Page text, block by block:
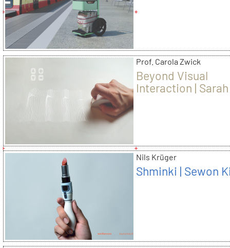
Prof. Carola Zwick
Beyond Visual
Interaction | Sarah
Nils Krüger
Shminki | Sewon